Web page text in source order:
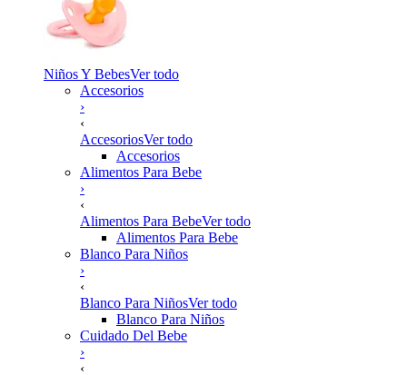
Niños Y BebesVer todo
Accesorios
›
‹
AccesoriosVer todo
Accesorios
Alimentos Para Bebe
›
‹
Alimentos Para BebeVer todo
Alimentos Para Bebe
Blanco Para Niños
›
‹
Blanco Para NiñosVer todo
Blanco Para Niños
Cuidado Del Bebe
›
‹